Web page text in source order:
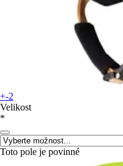
+-2
Velikost
*
Toto pole je povinné